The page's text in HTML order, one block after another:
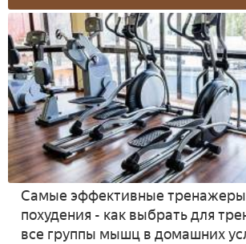
Самые эффективные
похудения - как выбрать для
все группы мышц в домашних